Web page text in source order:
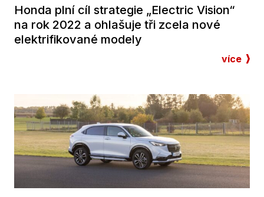
Honda plní cíl strategie „Electric Vision“
na rok 2022 a ohlašuje tři zcela nové
elektrifikované modely
více